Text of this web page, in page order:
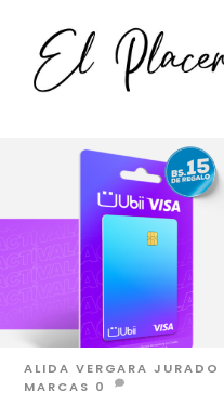
content
ALIDA VERGARA JURADO
MARCAS 0